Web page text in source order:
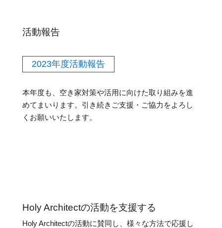
活動報告
2023年度活動報告
本年度も、空き家対策や活用に向けた取り組みを進
めてまいります。引き続きご支援・ご協力をよろし
くお願いいたします。
Holy Architectの活動を支援する
Holy Architectの活動に賛同し、様々な方法で応援し